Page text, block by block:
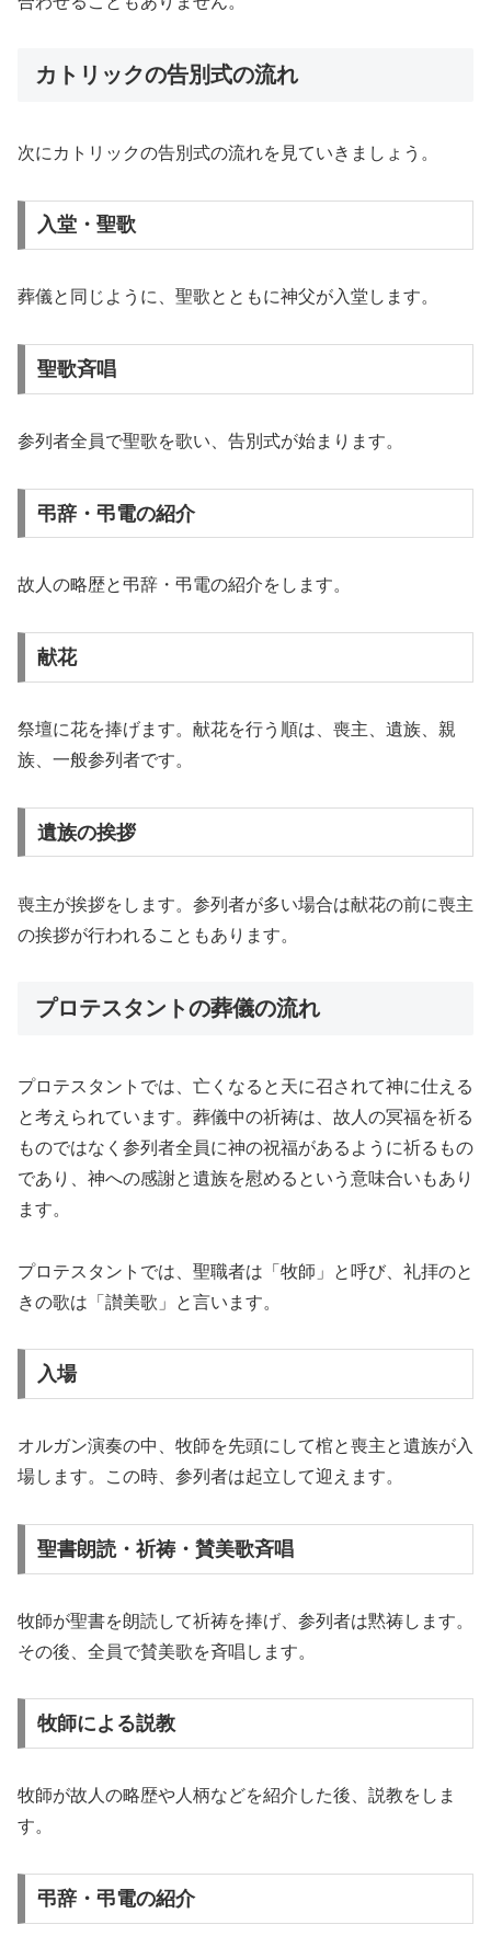
カトリックの告別式の流れ
次にカトリックの告別式の流れを見ていきましょう。
入堂・聖歌
葬儀と同じように、聖歌とともに神父が入堂します。
聖歌斉唱
参列者全員で聖歌を歌い、告別式が始まります。
弔辞・弔電の紹介
故人の略歴と弔辞・弔電の紹介をします。
献花
祭壇に花を捧げます。献花を行う順は、喪主、遺族、親
族、一般参列者です。
遺族の挨拶
喪主が挨拶をします。参列者が多い場合は献花の前に喪主
の挨拶が行われることもあります。
プロテスタントの葬儀の流れ
プロテスタントでは、亡くなると天に召されて神に仕える
と考えられています。葬儀中の祈祷は、故人の冥福を祈る
ものではなく参列者全員に神の祝福があるように祈るもの
であり、神への感謝と遺族を慰めるという意味合いもあり
ます。
プロテスタントでは、聖職者は「牧師」と呼び、礼拝のと
きの歌は「讃美歌」と言います。
入場
オルガン演奏の中、牧師を先頭にして棺と喪主と遺族が入
場します。この時、参列者は起立して迎えます。
聖書朗読・祈祷・賛美歌斉唱
牧師が聖書を朗読して祈祷を捧げ、参列者は黙祷します。
その後、全員で賛美歌を斉唱します。
牧師による説教
牧師が故人の略歴や人柄などを紹介した後、説教をしま
す。
弔辞・弔電の紹介